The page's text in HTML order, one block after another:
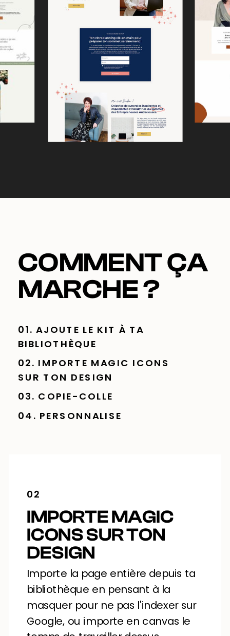
COMMENT ÇA
MARCHE ?
01. AJOUTE LE KIT À TA
BIBLIOTHÈQUE
02. IMPORTE MAGIC ICONS
SUR TON DESIGN
03. COPIE-COLLE
04. PERSONNALISE
02
Importe la page entière depuis ta
bibliothèque en pensant à la
masquer pour ne pas l'indexer sur
Google, ou importe en canvas le
IMPORTE MAGIC
ICONS SUR TON
DESIGN